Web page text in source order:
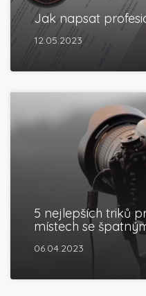
Jak napsat
12.05.2023
5 nejlepších triků
místech se
06.04.2023